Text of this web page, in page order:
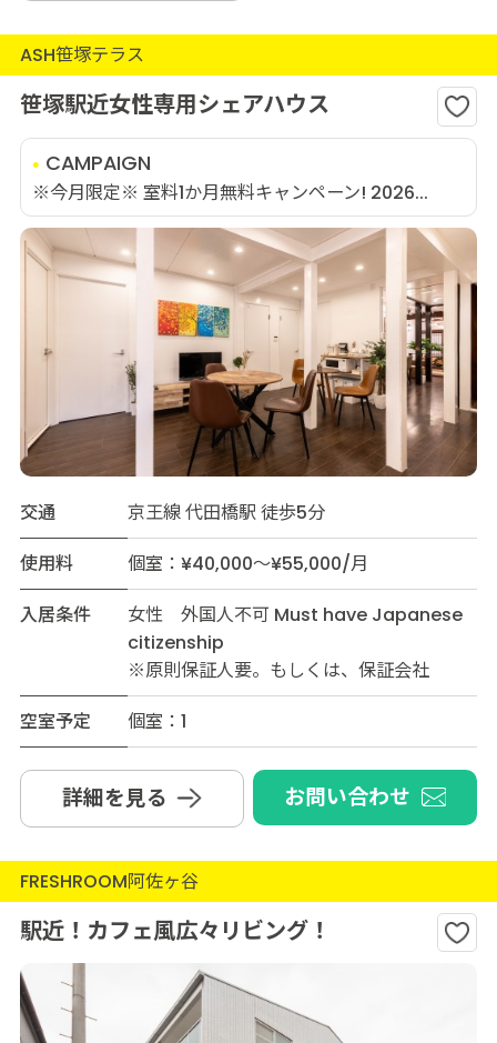
ASH笹塚テラス
笹塚駅近女性専用シェアハウス
CAMPAIGN
※今月限定※ 室料1か月無料キャンペーン! 2026...
交通
京王線 代田橋駅 徒歩5分
使用料
個室：¥40,000～¥55,000/月
入居条件
女性 外国人不可 Must have Japanese
citizenship
※原則保証人要。もしくは、保証会社
空室予定
個室：1
詳細を見る お問い合わせ
FRESHROOM阿佐ヶ谷
駅近！カフェ風広々リビング！